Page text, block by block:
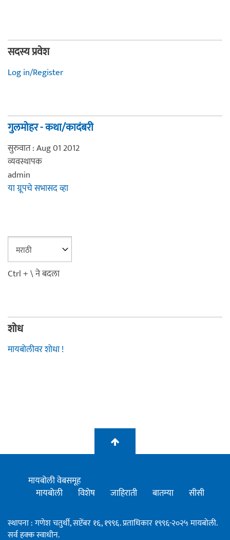
सदस्य प्रवेश
Log in/Register
गुलमोहर - कथा/कादंबरी
सुरुवात : Aug 01 2012
व्यवस्थापक
admin
या ग्रूपचे सभासद व्हा
Ctrl + \ ने बदला
शोध
मायबोलीवर शोधा !
मायबोली वेबसमूह
मायबोली
विशेष जाहिराती बातम्या सीसी
स्थापना : गणेश चतुर्थी, सप्टेंबर १६, १९९६. प्रताधिकार १९९६-२०२५ मायबोली.
सर्व हक्क स्वाधीन.